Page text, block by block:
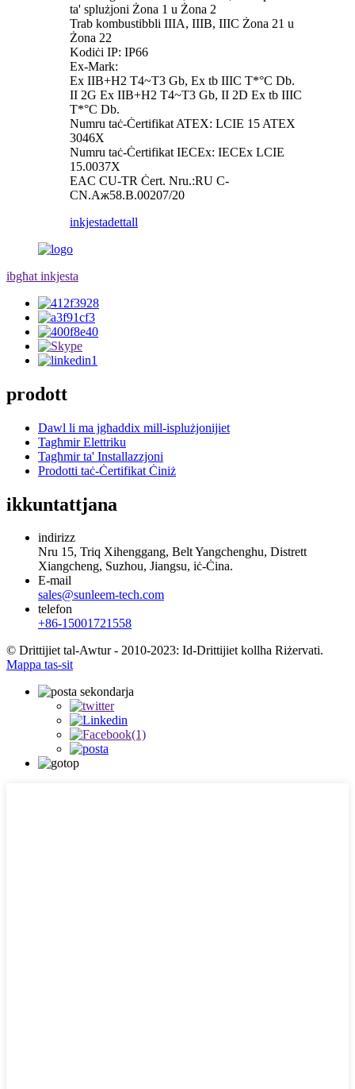
ta' splużjoni Żona 1 u Żona 2
Trab kombustibbli IIIA, IIIB, IIIC Żona 21 u
Żona 22
Kodiċi IP: IP66
Ex-Mark:
Ex IIB+H2 T4~T3 Gb, Ex tb IIIC T*°C Db.
II 2G Ex IIB+H2 T4~T3 Gb, II 2D Ex tb IIIC
T*°C Db.
Numru taċ-Ċertifikat ATEX: LCIE 15 ATEX
3046X
Numru taċ-Ċertifikat IECEx: IECEx LCIE
15.0037X
EAC CU-TR Ċert. Nru.:RU C-
CN.Aж58.B.00207/20
inkjestadettall
ibgħat inkjesta
prodott
Dawl li ma jgħaddix mill-isplużjonijiet
Tagħmir Elettriku
Tagħmir ta' Installazzjoni
Prodotti taċ-Ċertifikat Ċiniż
ikkuntattjana
indirizz
Nru 15, Triq Xihenggang, Belt Yangchenghu, Distrett
Xiangcheng, Suzhou, Jiangsu, iċ-Ċina.
E-mail
sales@sunleem-tech.com
telefon
+86-15001721558
© Drittijiet tal-Awtur - 2010-2023: Id-Drittijiet kollha Riżervati.
Mappa tas-sit